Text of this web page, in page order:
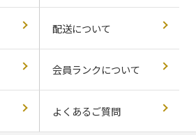
配送について
会員ランクについて
よくあるご質問